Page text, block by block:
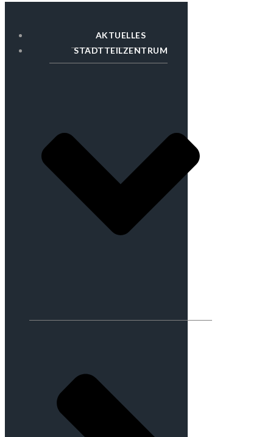
AKTUELLES
STADTTEILZENTRUM